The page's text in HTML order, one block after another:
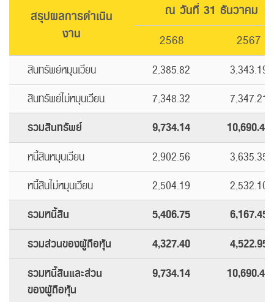
สรุปผลการดำเนิน
งาน
ณ วันที่ 31 ธันวาคม
2568 2567
สินทรัพย์หมุนเวียน 2,385.82
3,343.19
สินทรัพย์ไม่หมุนเวียน
7,348.32 7,347.21
รวมสินทรัพย์ 9,734.14 10,690.40
หนี้สินหมุนเวียน 2,902.56
3,635.35
หนี้สินไม่หมุนเวียน
2,504.19 2,532.10
รวมหนี้สิน 5,406.75
6,167.45
รวมส่วนของผู้ถือหุ้น
4,327.40
4,522.95
รวมหนี้สินและส่วน
ของผู้ถือหุ้น
9,734.14 10,690.40